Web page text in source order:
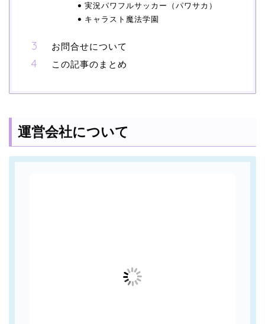
実況パワフルサッカー（パワサカ）
キャラスト魔法学園
お問合せについて
この記事のまとめ
運営会社について